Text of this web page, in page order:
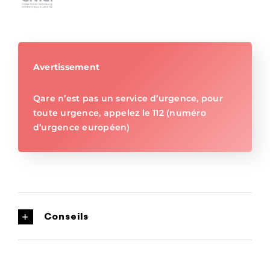
Avertissement
Qare n’est pas un service d’urgence, pour
toute urgence, appelez le 112 (numéro
d’urgence européen)
Conseils